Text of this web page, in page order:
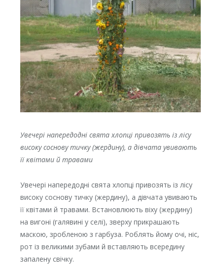
Увечері напередодні свята хлопці привозять із лісу
високу соснову тичку (жердину), а дівчата увивають
її квітами й травами
Увечері напередодні свята хлопці привозять із лісу
високу соснову тичку (жердину), а дівчата увивають
її квітами й травами. Встановлюють віху (жердину)
на вигоні (галявині у селі), зверху прикрашають
маскою, зробленою з гарбуза. Роблять йому очі, ніс,
рот із великими зубами й вставляють всередину
запалену свічку.